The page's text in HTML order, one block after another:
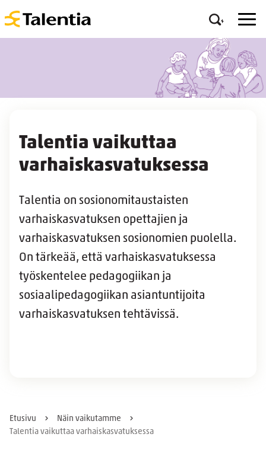
Talentia vaikuttaa
varhaiskasvatuksessa
Talentia on sosionomitaustaisten
varhaiskasvatuksen opettajien ja
varhaiskasvatuksen sosionomien puolella.
On tärkeää, että varhaiskasvatuksessa
työskentelee pedagogiikan ja
sosiaalipedagogiikan asiantuntijoita
varhaiskasvatuksen tehtävissä.
Etusivu
Näin vaikutamme
Talentia vaikuttaa varhaiskasvatuksessa